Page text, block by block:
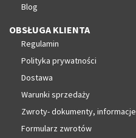
Blog
OBSŁUGA KLIENTA
Regulamin
Polityka prywatności
Dostawa
Warunki sprzedaży
Zwroty- dokumenty, informacje
Formularz zwrotów